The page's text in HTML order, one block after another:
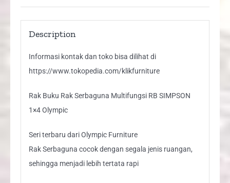
Description
Informasi kontak dan toko bisa dilihat di
https://www.tokopedia.com/klikfurniture
Rak Buku Rak Serbaguna Multifungsi RB SIMPSON
1×4 Olympic
Seri terbaru dari Olympic Furniture
Rak Serbaguna cocok dengan segala jenis ruangan,
sehingga menjadi lebih tertata rapi